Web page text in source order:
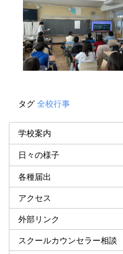
タグ 全校行事
学校案内
日々の様子
各種届出
アクセス
外部リンク
スクールカウンセラー相談